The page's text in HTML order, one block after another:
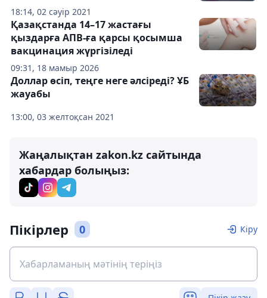
18:14, 02 сәуір 2021
09:31, 18 мамыр 2026
Қазақстанда 14–17 жастағы
қыздарға АПВ-ға қарсы қосымша
вакцинация жүргізіледі
13:00, 03 желтоқсан 2021
Доллар өсіп, теңге неге әлсіреді? ҰБ
жауабы
Жаңалықтан zakon.kz сайтында
хабардар болыңыз:
Пікірлер 0 Кіру